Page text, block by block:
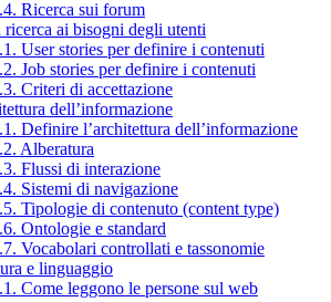
Ricerca sui forum
ai bisogni degli utenti
User stories per definire i contenuti
Job stories per definire i contenuti
Criteri di accettazione
dell’informazione
Definire l’architettura dell’informazione
Alberatura
Flussi di interazione
Sistemi di navigazione
Tipologie di contenuto (content type)
Ontologie e standard
Vocabolari controllati e tassonomie
e linguaggio
Come leggono le persone sul web